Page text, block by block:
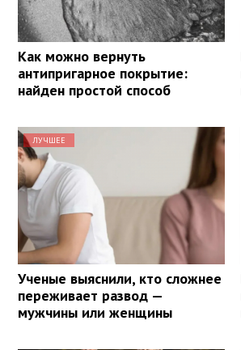
Как можно вернуть
антипригарное покрытие:
найден простой способ
ЛУЧШЕЕ
Ученые выяснили, кто сложнее
переживает развод —
мужчины или женщины